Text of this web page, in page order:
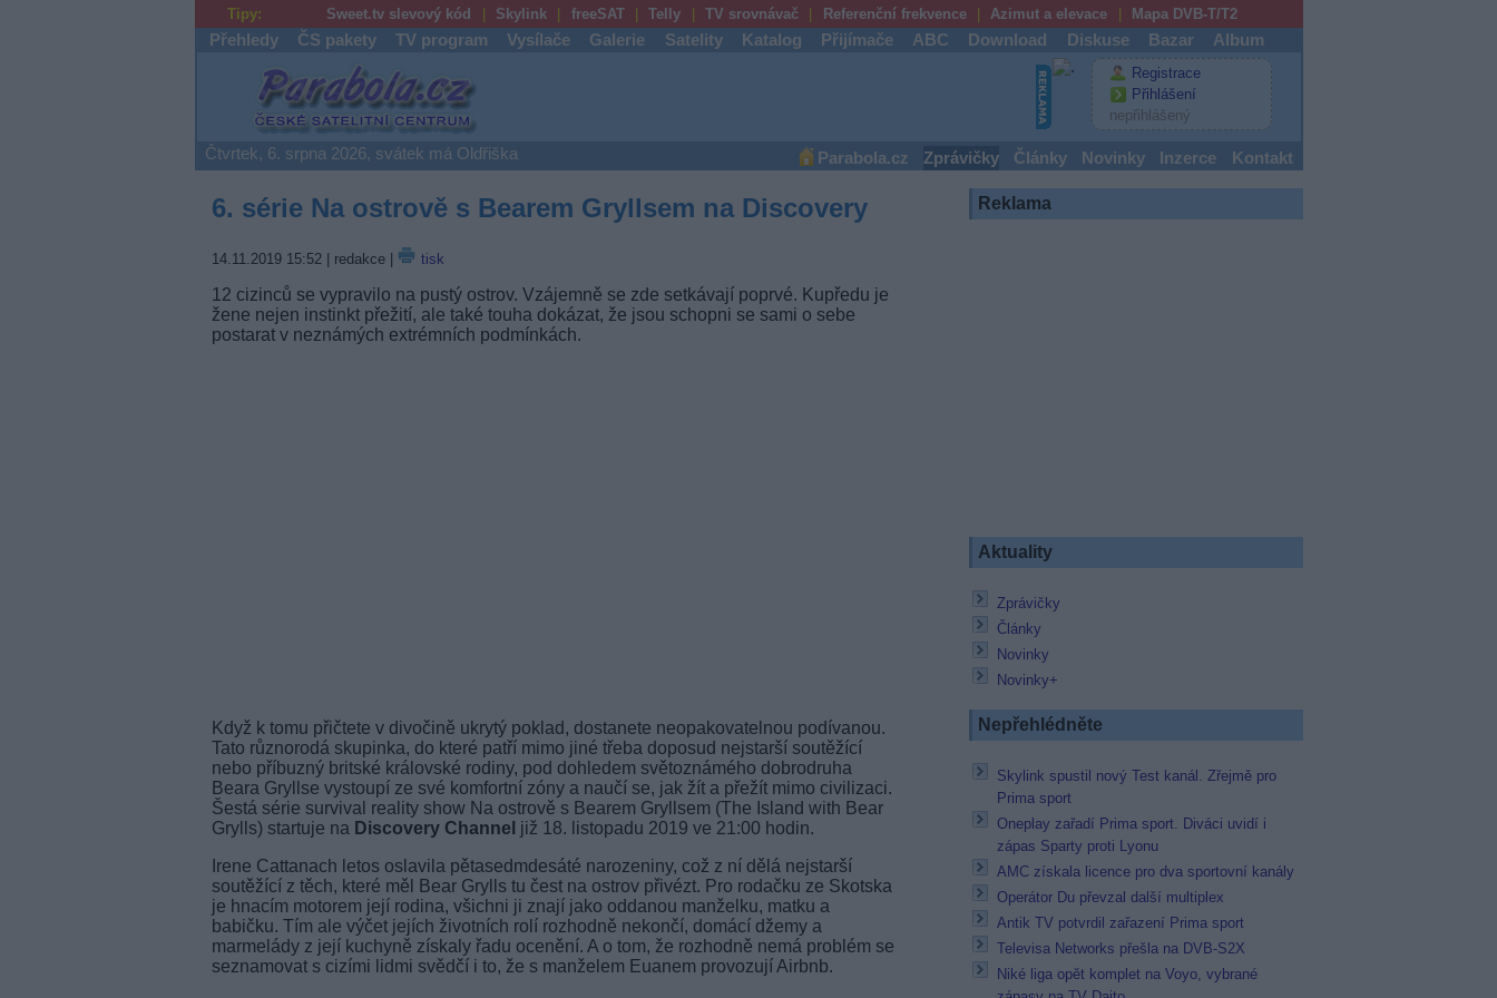
Tipy: Sweet.tv slevový kód Skylink freeSAT Telly TV srovnávač Referenční frekvence Azimut a elevace Mapa DVB-T/T2
Přehledy ČS pakety TV program Vysílače Galerie Satelity Katalog Přijímače ABC Download Diskuse Bazar Album
Parabola.cz
Registrace
Přihlášení
nepřihlášený
Čtvrtek, 6. srpna 2026, svátek má Oldřiška Parabola.cz Zprávičky Články Novinky Inzerce Kontakt
6. série Na ostrově s Bearem Gryllsem na Discovery
14.11.2019 15:52| redakce | tisk
12 cizinců se vypravilo na pustý ostrov. Vzájemně se zde setkávají poprvé. Kupředu je
žene nejen instinkt přežití, ale také touha dokázat, že jsou schopni se sami o sebe
postarat v neznámých extrémních podmínkách.
Když k tomu přičtete v divočině ukrytý poklad, dostanete neopakovatelnou podívanou.
Tato různorodá skupinka, do které patří mimo jiné třeba doposud nejstarší soutěžící
nebo příbuzný britské královské rodiny, pod dohledem světoznámého dobrodruha
Beara Gryllse vystoupí ze své komfortní zóny a naučí se, jak žít a přežít mimo civilizaci.
Šestá série survival reality show Na ostrově s Bearem Gryllsem (The Island with Bear
Grylls) startuje na Discovery Channel již 18. listopadu 2019 ve 21:00 hodin.
Irene Cattanach letos oslavila pětasedmdesáté narozeniny, což z ní dělá nejstarší
soutěžící z těch, které měl Bear Grylls tu čest na ostrov přivézt. Pro rodačku ze Skotska
je hnacím motorem její rodina, všichni ji znají jako oddanou manželku, matku a
babičku. Tím ale výčet jejích životních rolí rozhodně nekončí, domácí džemy a
marmelády z její kuchyně získaly řadu ocenění. A o tom, že rozhodně nemá problém se
seznamovat s cizími lidmi svědčí i to, že s manželem Euanem provozují Airbnb.
Reklama
Aktuality
Zprávičky
Články
Novinky
Novinky+
Nepřehlédněte
Skylink spustil nový Test kanál. Zřejmě pro
Prima sport
Oneplay zařadí Prima sport. Diváci uvidí i
zápas Sparty proti Lyonu
AMC získala licence pro dva sportovní kanály
Operátor Du převzal další multiplex
Antik TV potvrdil zařazení Prima sport
Televisa Networks přešla na DVB-S2X
Niké liga opět komplet na Voyo, vybrané